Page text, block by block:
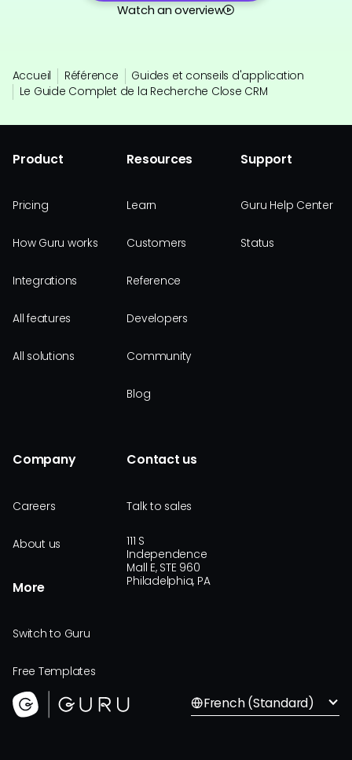
Watch an overview
Accueil Référence
Guides et conseils d'application
Le Guide Complet de la Recherche Close CRM
Product
Pricing
How Guru works
Integrations
All features
All solutions
Resources
Learn
Customers
Reference
Developers
Community
Blog
Support
Guru Help Center
Status
Company
Careers
About us
More
Switch to Guru
Free Templates
Contact us
Talk to sales
111 S
Independence
Mall E, STE 960
Philadelphia, PA
French (Standard)